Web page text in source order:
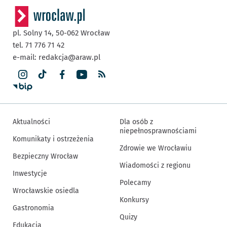
pl. Solny 14, 50-062 Wrocław
tel. 71 776 71 42
e-mail: redakcja@araw.pl
Aktualności
Komunikaty i ostrzeżenia
Bezpieczny Wrocław
Inwestycje
Wrocławskie osiedla
Gastronomia
Dla osób z
niepełnosprawnościami
Zdrowie we Wrocławiu
Wiadomości z regionu
Polecamy
Konkursy
Quizy